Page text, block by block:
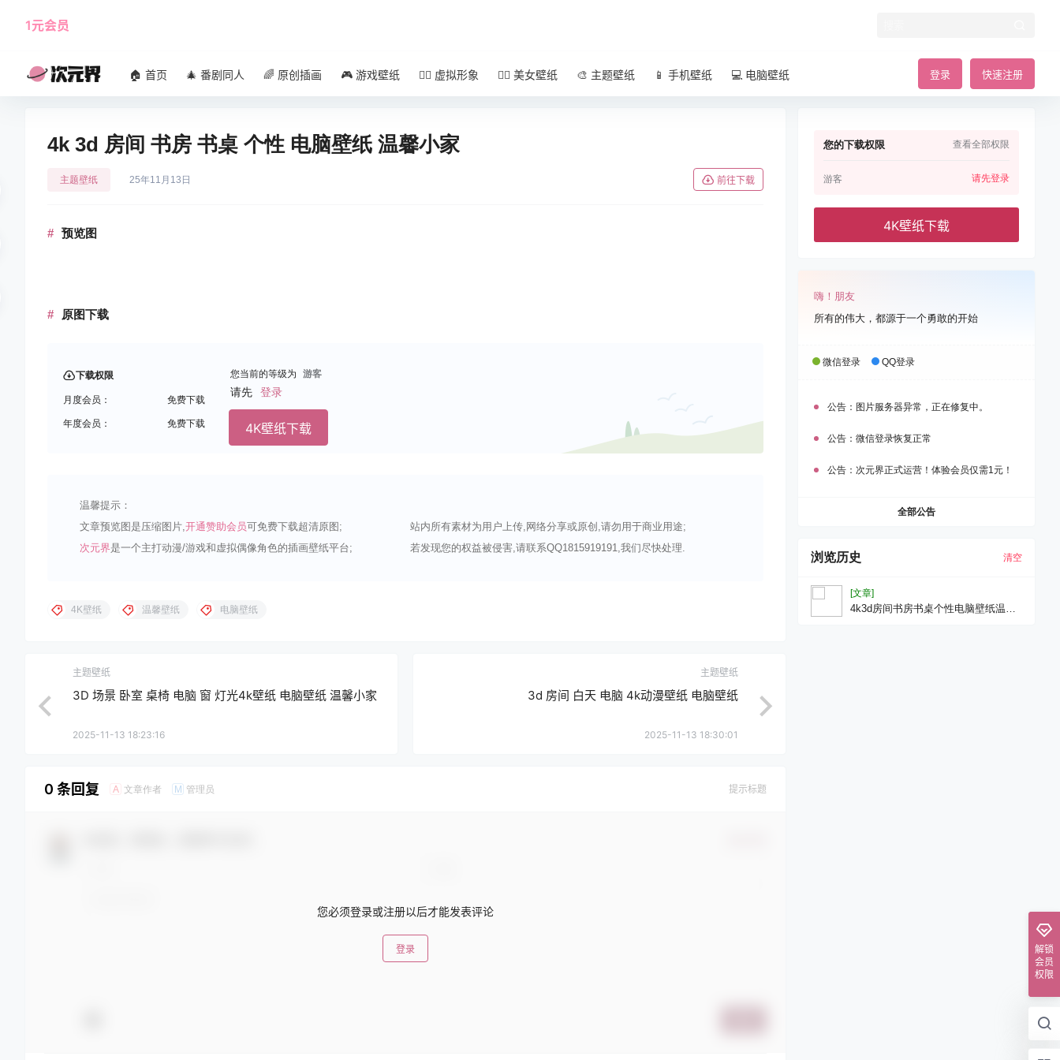
1元会员
登录 快速注册
🏠 首页 🎄 番剧同人 🌈 原创插画 🎮 游戏壁纸 🧚‍♀️ 虚拟形象 🧜‍♀️ 美女壁纸 🎨 主题壁纸 📱 手机壁纸 💻 电脑壁纸
4k 3d 房间 书房 书桌 个性 电脑壁纸 温馨小家
主题壁纸 25年11月13日 前往下载
预览图
原图下载
下载权限
月度会员： 免费下载
年度会员： 免费下载
您当前的等级为 游客
请先 登录
4K壁纸下载
温馨提示：
文章预览图是压缩图片,开通赞助会员可免费下载超清原图;
站内所有素材为用户上传,网络分享或原创,请勿用于商业用途;
次元界是一个主打动漫/游戏和虚拟偶像角色的插画壁纸平台; 若发现您的权益被侵害,请联系QQ1815919191,我们尽快处理.
4K壁纸 温馨壁纸 电脑壁纸
主题壁纸
3D 场景 卧室 桌椅 电脑 窗 灯光4k壁纸 电脑壁纸 温馨小家
2025-11-13 18:23:16
主题壁纸
3d 房间 白天 电脑 4k动漫壁纸 电脑壁纸
2025-11-13 18:30:01
0 条回复 A 文章作者 M 管理员 提示标题
您必须登录或注册以后才能发表评论
登录
您的下载权限 查看全部权限
游客 请先登录
4K壁纸下载
嗨！朋友
所有的伟大，都源于一个勇敢的开始
微信登录 QQ登录
公告： 图片服务器异常，正在修复中。
公告： 微信登录恢复正常
公告： 次元界正式运营！体验会员仅需1元！
全部公告
浏览历史 清空
[文章]
4k3d房间书房书桌个性电脑壁纸温馨
解锁
会员
权限